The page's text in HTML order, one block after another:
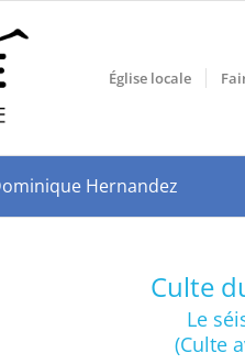
Église locale
Hernandez
Culte
Le
(Culte